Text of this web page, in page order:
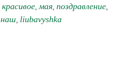
красивое, мая, поздравление,
наш liubavyshka